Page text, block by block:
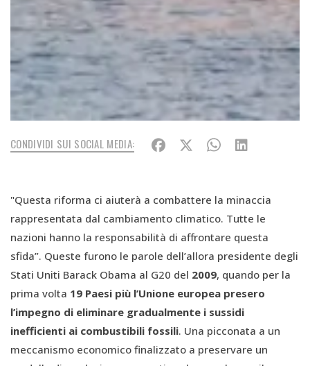
CONDIVIDI SUI SOCIAL MEDIA:
"Questa riforma ci aiuterà a combattere la minaccia
rappresentata dal cambiamento climatico. Tutte le
nazioni hanno la responsabilità di affrontare questa
sfida”. Queste furono le parole dell’allora presidente degli
Stati Uniti Barack Obama al G20 del 2009, quando per la
prima volta 19 Paesi più l’Unione europea presero
l’impegno di eliminare gradualmente i sussidi
inefficienti ai combustibili fossili. Una picconata a un
meccanismo economico finalizzato a preservare un